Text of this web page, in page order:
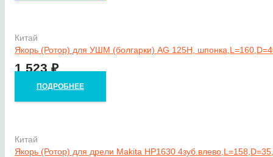
Китай
Якорь (Ротор) для УШМ (болгарки) AG 125H,
1 523₽
ПОДРОБНЕЕ
Китай
Якорь (Ротор) для дрели Makita HP1630